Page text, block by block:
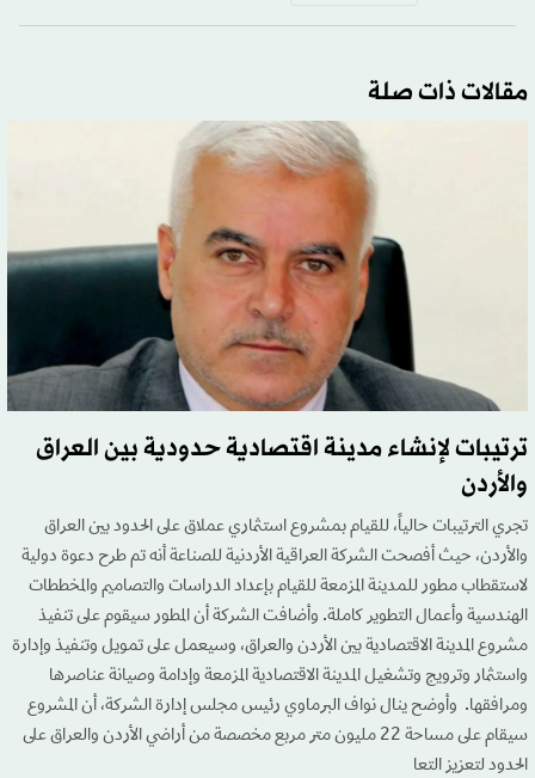
مقالات ذات صلة
ترتيبات لإنشاء مدينة اقتصادية حدودية بين العراق
والأردن
تجري الترتيبات حالياً، للقيام بمشروع استثماري عملاق على الحدود بين العراق
والأردن، حيث أفصحت الشركة العراقية الأردنية للصناعة أنه تم طرح دعوة دولية
لاستقطاب مطور للمدينة المزمعة للقيام بإعداد الدراسات والتصاميم والمخططات
الهندسية وأعمال التطوير كاملة. وأضافت الشركة أن المطور سيقوم على تنفيذ
مشروع المدينة الاقتصادية بين الأردن والعراق، وسيعمل على تمويل وتنفيذ وإدارة
واستثمار وترويج وتشغيل المدينة الاقتصادية المزمعة وإدامة وصيانة عناصرها
ومرافقها.‭ ‬ وأوضح ينال نواف البرماوي رئيس مجلس إدارة الشركة، أن المشروع
سيقام على مساحة 22 مليون متر مربع مخصصة من أراضي الأردن والعراق على
الحدود لتعزيز التعا